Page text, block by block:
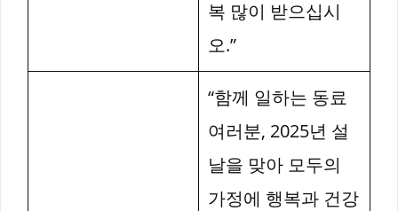
복 많이 받으십시
오.”
“함께 일하는 동료
여러분, 2025년 설
날을 맞아 모두의
가정에 행복과 건강